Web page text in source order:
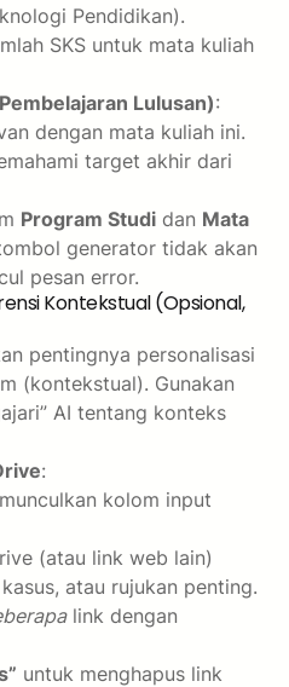
Pendidikan).
SKS untuk mata kuliah
Lulusan):
dengan mata kuliah ini.
target akhir dari
Program Studi dan Mata
generator tidak akan
pesan error.
Kontekstual (Opsional,
pentingnya personalisasi
(kontekstual). Gunakan
AI tentang konteks
:
kolom input
(atau link web lain)
atau rujukan penting.
link dengan
untuk menghapus link